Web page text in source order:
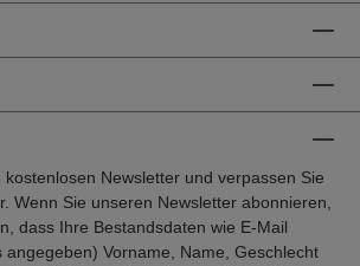
Newsletter und verpassen Sie
Wenn Sie unseren Newsletter abonnieren,
dass Ihre Bestandsdaten wie E-Mail
angegeben) Vorname, Name, Geschlecht